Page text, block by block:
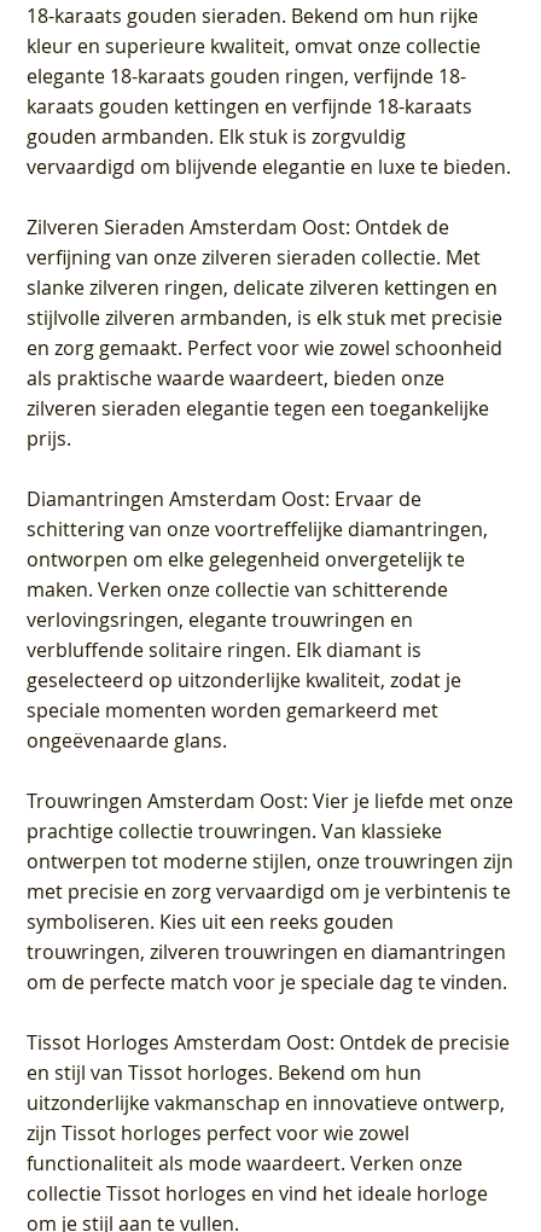
18-karaats gouden sieraden. Bekend om hun rijke
kleur en superieure kwaliteit, omvat onze collectie
elegante 18-karaats gouden ringen, verfijnde 18-
karaats gouden kettingen en verfijnde 18-karaats
gouden armbanden. Elk stuk is zorgvuldig
vervaardigd om blijvende elegantie en luxe te bieden.
Zilveren Sieraden Amsterdam Oost: Ontdek de
verfijning van onze zilveren sieraden collectie. Met
slanke zilveren ringen, delicate zilveren kettingen en
stijlvolle zilveren armbanden, is elk stuk met precisie
en zorg gemaakt. Perfect voor wie zowel schoonheid
als praktische waarde waardeert, bieden onze
zilveren sieraden elegantie tegen een toegankelijke
prijs.
Diamantringen Amsterdam Oost: Ervaar de
schittering van onze voortreffelijke diamantringen,
ontworpen om elke gelegenheid onvergetelijk te
maken. Verken onze collectie van schitterende
verlovingsringen, elegante trouwringen en
verbluffende solitaire ringen. Elk diamant is
geselecteerd op uitzonderlijke kwaliteit, zodat je
speciale momenten worden gemarkeerd met
ongeëvenaarde glans.
Trouwringen Amsterdam Oost: Vier je liefde met onze
prachtige collectie trouwringen. Van klassieke
ontwerpen tot moderne stijlen, onze trouwringen zijn
met precisie en zorg vervaardigd om je verbintenis te
symboliseren. Kies uit een reeks gouden
trouwringen, zilveren trouwringen en diamantringen
om de perfecte match voor je speciale dag te vinden.
Tissot Horloges Amsterdam Oost: Ontdek de precisie
en stijl van Tissot horloges. Bekend om hun
uitzonderlijke vakmanschap en innovatieve ontwerp,
zijn Tissot horloges perfect voor wie zowel
functionaliteit als mode waardeert. Verken onze
collectie Tissot horloges en vind het ideale horloge
om je stijl aan te vullen.